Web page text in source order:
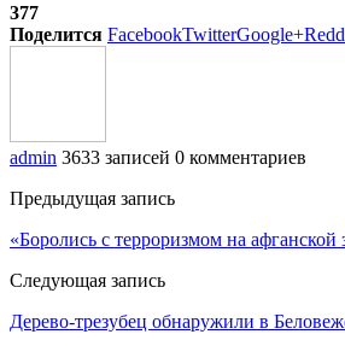
377
Поделится FacebookTwitterGoogle+
admin 3633 записей 0 комментариев
Предыдущая запись
«Боролись с терроризмом на
Следующая запись
Дерево-трезубец обнаружили в